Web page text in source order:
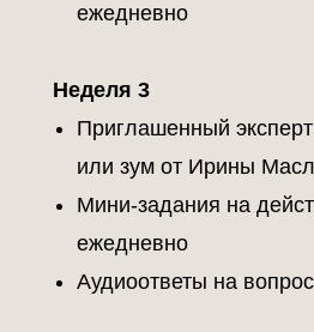
ежедневно
Неделя 3
Приглашенный
или зум от Ирины
Мини-задания на
ежедневно
Аудиоответы на